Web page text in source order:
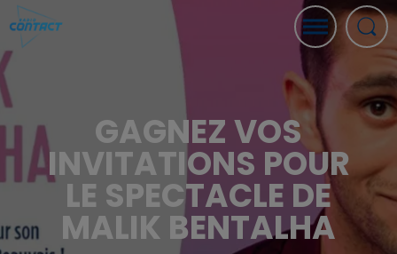
GAGNEZ VOS
INVITATIONS POUR
LE SPECTACLE DE
MALIK BENTALHA